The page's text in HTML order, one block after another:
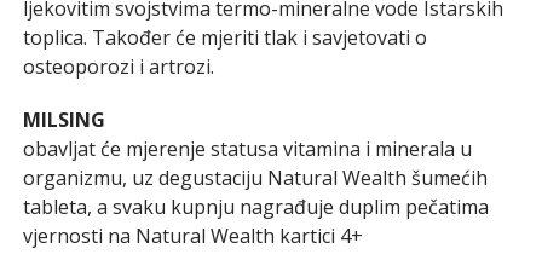
ljekovitim svojstvima termo-mineralne vode Istarskih
toplica. Također će mjeriti tlak i savjetovati o
osteoporozi i artrozi.
MILSING
obavljat će mjerenje statusa vitamina i minerala u
organizmu, uz degustaciju Natural Wealth šumećih
tableta, a svaku kupnju nagrađuje duplim pečatima
vjernosti na Natural Wealth kartici 4+